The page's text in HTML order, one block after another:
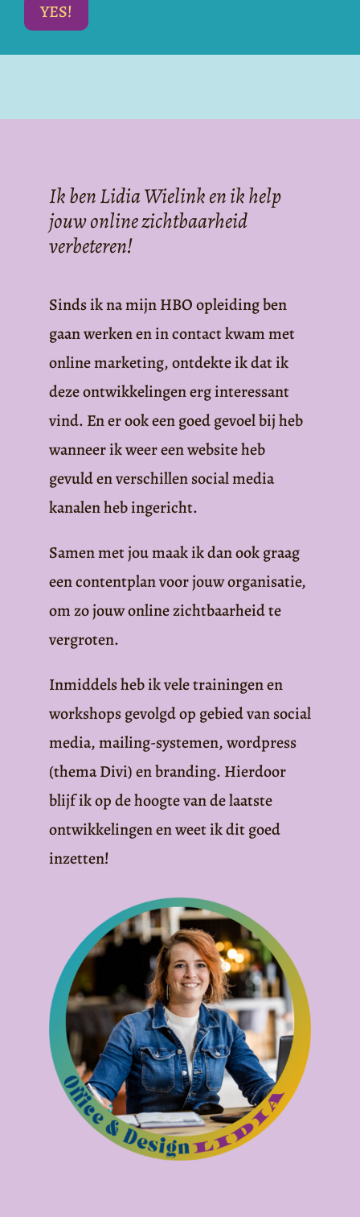
YES!
Ik ben Lidia Wielink en ik help
jouw online zichtbaarheid
verbeteren!
Sinds ik na mijn HBO opleiding ben
gaan werken en in contact kwam met
online marketing, ontdekte ik dat ik
deze ontwikkelingen erg interessant
vind. En er ook een goed gevoel bij heb
wanneer ik weer een website heb
gevuld en verschillen social media
kanalen heb ingericht.
Samen met jou maak ik dan ook graag
een contentplan voor jouw organisatie,
om zo jouw online zichtbaarheid te
vergroten.
Inmiddels heb ik vele trainingen en
workshops gevolgd op gebied van social
media, mailing-systemen, wordpress
(thema Divi) en branding. Hierdoor
blijf ik op de hoogte van de laatste
ontwikkelingen en weet ik dit goed
inzetten!